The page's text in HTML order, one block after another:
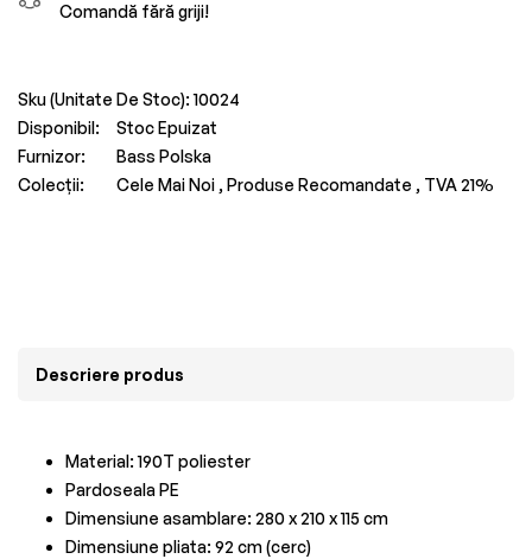
Comandă fără griji!
Sku (Unitate De Stoc): 10024
Disponibil:
Stoc Epuizat
Furnizor:
Bass Polska
Colecții:
Cele Mai Noi , Produse Recomandate , TVA 21%
Descriere produs
Material: 190T poliester
Pardoseala PE
Dimensiune asamblare: 280 x 210 x 115 cm
Dimensiune pliata: 92 cm (cerc)